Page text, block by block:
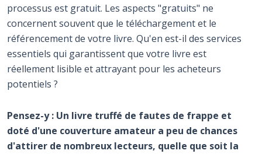
processus est gratuit. Les aspects "gratuits" ne
concernent souvent que le téléchargement et le
référencement de votre livre. Qu'en est-il des services
essentiels qui garantissent que votre livre est
réellement lisible et attrayant pour les acheteurs
potentiels ?
Pensez-y : Un livre truffé de fautes de frappe et
doté d'une couverture amateur a peu de chances
d'attirer de nombreux lecteurs, quelle que soit la